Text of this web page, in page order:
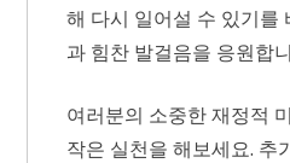
해 다시 일어설 수 있기를
과 힘찬 발걸음을 응원합
여러분의 소중한 재정적
작은 실천을 해보세요. 추